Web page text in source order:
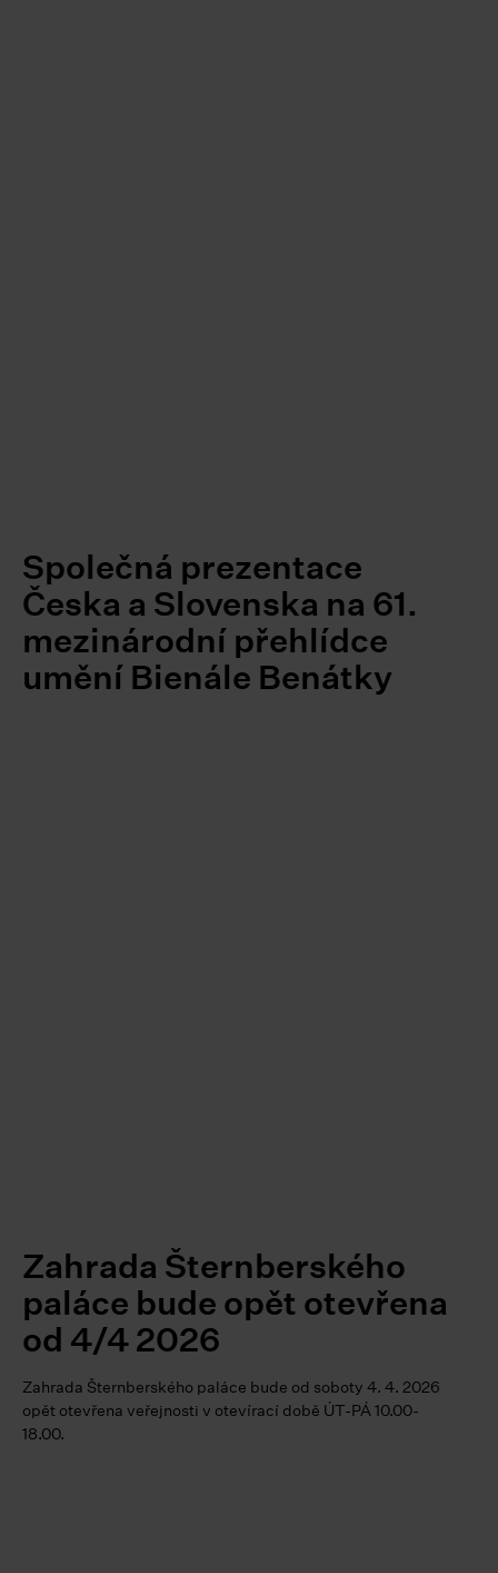
Společná prezentace
Česka a Slovenska na 61.
mezinárodní přehlídce
umění Bienále Benátky
Zahrada Šternberského
paláce bude opět otevřena
od 4/4 2026
Zahrada Šternberského paláce bude od soboty 4. 4. 2026
opět otevřena veřejnosti v otevírací době ÚT-PÁ 10.00-
18.00.